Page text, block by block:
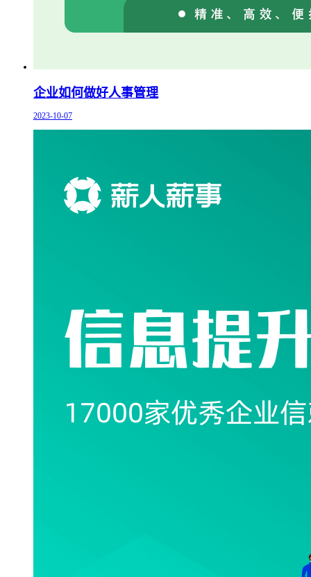
企业如何做好人事管理
2023-10-07